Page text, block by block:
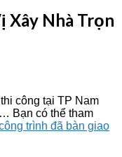
Xây Nhà Trọn
công tại TP Nam
Bạn có thể tham
trình đã bàn giao